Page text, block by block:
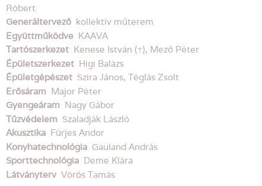
Róbert
Generáltervező kollektív műterem
Együttműködve KAAVA
Tartószerkezet Kenese István (†), Mező Péter
Épületszerkezet Higi Balázs
Épületgépészet Szira János, Téglás Zsolt
Erősáram Major Péter
Gyengeáram Nagy Gábor
Tűzvédelem Szaladják László
Akusztika Fürjes Andor
Konyhatechnológia Gauland András
Sporttechnológia Deme Klára
LátványtervVörös Tamás